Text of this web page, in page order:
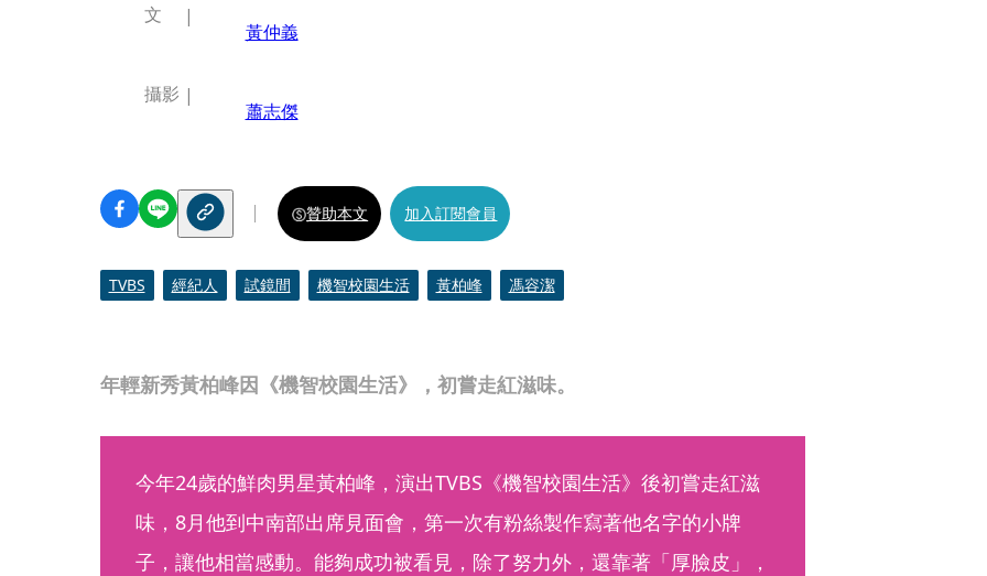
年輕新秀黃柏峰因《機智校園生活》，初嘗走紅滋味。
文
黃仲義
攝影
蕭志傑
贊助本文 加入訂閱會員
TVBS 經紀人 試鏡間 機智校園生活 黃柏峰 馮容潔
今年24歲的鮮肉男星黃柏峰，演出TVBS《機智校園生活》後初嘗走紅滋
味，8月他到中南部出席見面會，第一次有粉絲製作寫著他名字的小牌
子，讓他相當感動。能夠成功被看見，除了努力外，還靠著「厚臉皮」，